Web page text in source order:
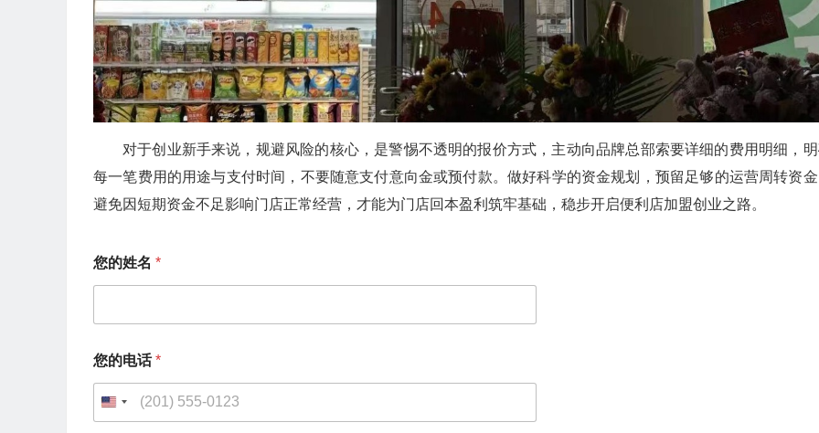
对于创业新手来说，规避风险的核心，是警惕不透明的报价方式，主动向品牌总部索要详细的费用明细，
每一笔费用的用途与支付时间，不要随意支付意向金或预付款。做好科学的资金规划，预留足够的运营周转资
避免因短期资金不足影响门店正常经营，才能为门店回本盈利筑牢基础，稳步开启便利店加盟创业之路。
的
电
您的姓名 *
您的电话*
U